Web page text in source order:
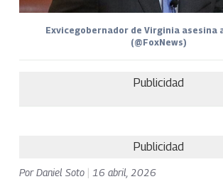
Exvicegobernador de Virginia asesina
(@FoxNews)
Publicidad
Publicidad
PorDaniel Soto 16 abril, 2026